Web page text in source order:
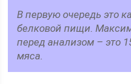
В первую очередь это
белковой пищи.
перед анализом – это
мяса.